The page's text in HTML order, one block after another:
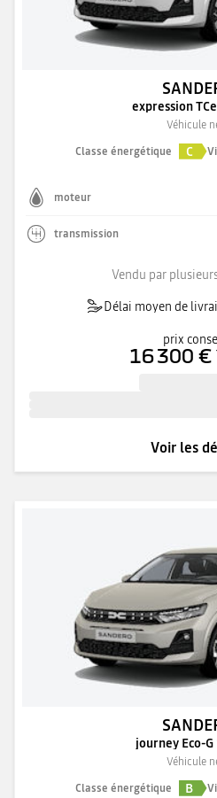
expression
Véhicule
Classe énergétique
C
moteur
transmission
Vendu par
Délai moyen de
prix
16 300 €
Voir les
journey Eco-G
Véhicule
Classe énergétique
B